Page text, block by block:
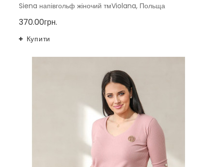
Siena напівгольф жіночий тмViolana, Польща
370.00грн.
Купити